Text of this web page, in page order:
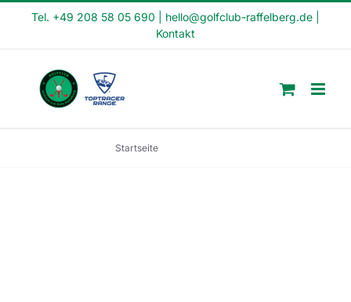
Tel. +49 208 58 05 690 hello@golfclub-raffelberg.de
Kontakt
Startseite